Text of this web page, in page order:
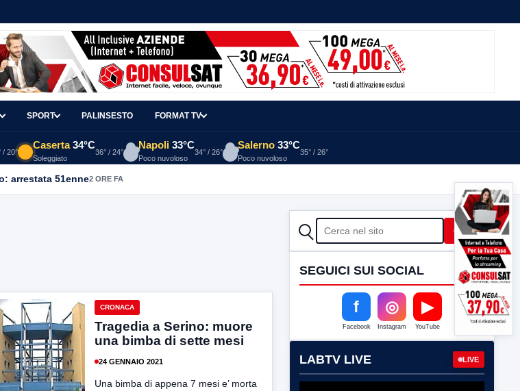
SPORT PALINSESTO FORMAT TV
/ 20°
Caserta 34°C
Soleggiato
36° / 24°
Napoli 33°C
Poco nuvoloso
34° / 26°
Salerno 33°C
Poco nuvoloso
35° / 26°
arrestata 51enne2 ORE FA
CRONACA
Tragedia a Serino: muore
una bimba di sette mesi
24 GENNAIO 2021
Una bimba di appena 7 mesi e’ morta
CERCA Cerca
SEGUICI SUI SOCIAL
f
Facebook
◎
Instagram
▶
YouTube
LABTV LIVE LIVE